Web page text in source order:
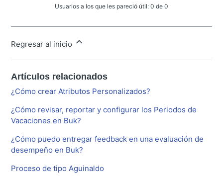
Usuarios a los que les pareció útil: 0 de 0
Regresar al inicio
Artículos relacionados
¿Cómo crear Atributos Personalizados?
¿Cómo revisar, reportar y configurar los Periodos de
Vacaciones en Buk?
¿Cómo puedo entregar feedback en una evaluación de
desempeño en Buk?
Proceso de tipo Aguinaldo